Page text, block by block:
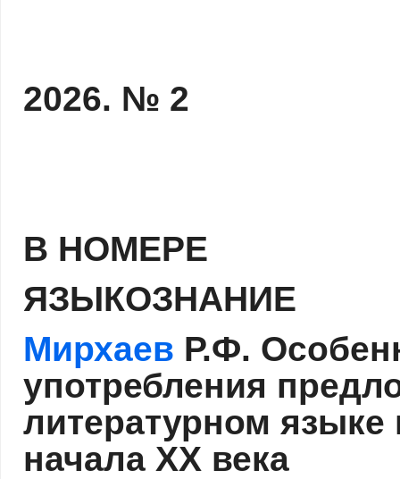
2026. № 2
В НОМЕРЕ
ЯЗЫКОЗНАНИЕ
Мирхаев Р.Ф.
употребления
литературном
начала XX века